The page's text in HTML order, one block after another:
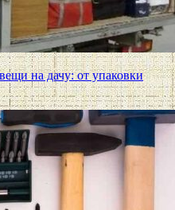
на дачу: от упаковки